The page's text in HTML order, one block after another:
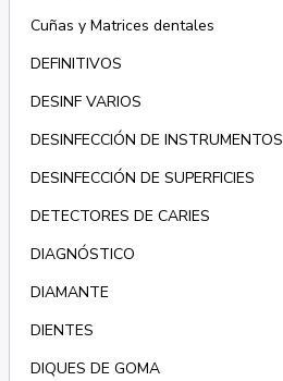
Cuñas y Matrices dentales
DEFINITIVOS
DESINF VARIOS
DESINFECCIÓN DE INSTRUMENTOS
DESINFECCIÓN DE SUPERFICIES
DETECTORES DE CARIES
DIAGNÓSTICO
DIAMANTE
DIENTES
DIQUES DE GOMA